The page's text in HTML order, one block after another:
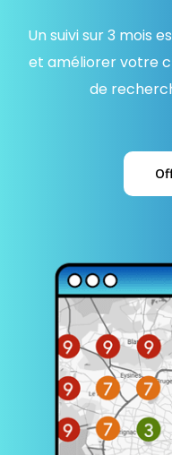
Un suivi sur 3 mois
et améliorer votre
de